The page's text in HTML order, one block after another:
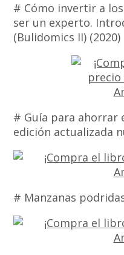
# Cómo invertir a
ser un experto.
(Bulidomics II) (2020)
# Guía para ahorrar
edición actualizada
# Manzanas